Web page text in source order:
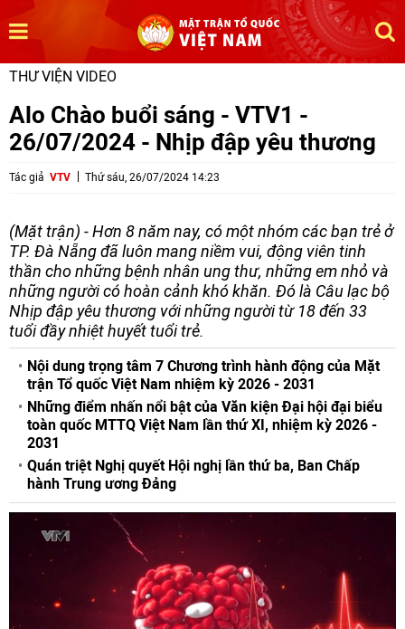
THƯ VIỆN VIDEO
Alo Chào buổi sáng - VTV1 -
26/07/2024 - Nhịp đập yêu thương
Tác giả VTV Thứ sáu, 26/07/2024 14:23
(Mặt trận) - Hơn 8 năm nay, có một nhóm các bạn trẻ ở
TP. Đà Nẵng đã luôn mang niềm vui, động viên tinh
thần cho những bệnh nhân ung thư, những em nhỏ và
những người có hoàn cảnh khó khăn. Đó là Câu lạc bộ
Nhịp đập yêu thương với những người từ 18 đến 33
tuổi đầy nhiệt huyết tuổi trẻ.
Nội dung trọng tâm 7 Chương trình hành động của Mặt
trận Tổ quốc Việt Nam nhiệm kỳ 2026 - 2031
Những điểm nhấn nổi bật của Văn kiện Đại hội đại biểu
toàn quốc MTTQ Việt Nam lần thứ XI, nhiệm kỳ 2026 -
2031
Quán triệt Nghị quyết Hội nghị lần thứ ba, Ban Chấp
hành Trung ương Đảng